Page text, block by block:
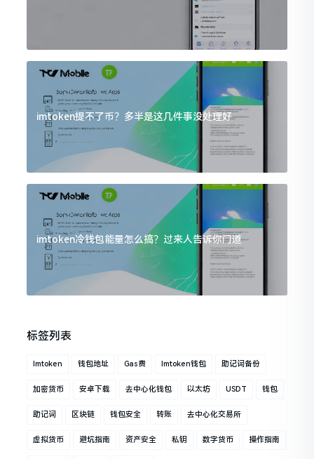
imtoken提不了币？多半是这几件事没处理好
imtoken冷钱包能量怎么搞？过来人告诉你门道
标签列表
Imtoken 钱包地址 Gas费 Imtoken钱包 助记词备份
加密货币 安卓下载 去中心化钱包 以太坊 USDT 钱包
助记词 区块链 钱包安全 转账 去中心化交易所
虚拟货币 避坑指南 资产安全 私钥 数字货币 操作指南